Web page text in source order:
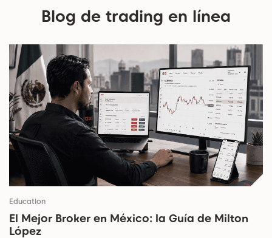
Blog de trading en línea
Education
El Mejor Broker en México: la Guía de Milton
López